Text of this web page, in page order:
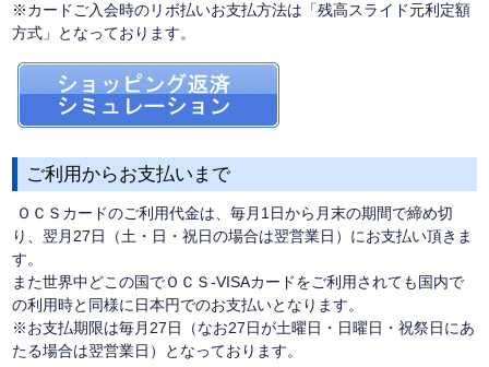
※カードご入会時のリボ払いお支払方法は「残高スライド元利定額
方式」となっております。
ご利用からお支払いまで
ＯＣＳカードのご利用代金は、毎月1日から月末の期間で締め切
り、翌月27日（土・日・祝日の場合は翌営業日）にお支払い頂きま
す。
また世界中どこの国でＯＣＳ-VISAカードをご利用されても国内で
の利用時と同様に日本円でのお支払いとなります。
※お支払期限は毎月27日（なお27日が土曜日・日曜日・祝祭日にあ
たる場合は翌営業日）となっております。